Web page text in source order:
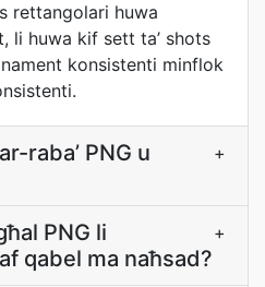
rettangolari huwa
li huwa kif sett ta’ shots
konsistenti minflok
raba’ PNG u
+
PNG li
qabel ma naħsad?
+